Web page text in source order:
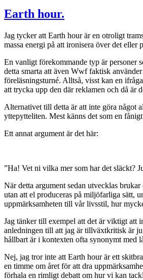
Earth hour.
Jag tycker att Earth hour är en otroligt
massa energi på att ironisera över det eller
En vanligt förekommande typ är personer
detta smarta att även Wwf faktisk
föreläsningsturné. Alltså, visst kan en
att trycka upp den där reklamen och då är
Alternativet till detta är att inte göra något
yttepytteliten. Mest känns det som en
Ett annat argument är det här:
”Ha! Vet ni vilka mer som har det släckt?
När detta argument sedan utvecklas
utan att el produceras på miljöfarliga sätt,
uppmärksamheten till vår livsstil, hur
Jag tänker till exempel att det är viktigt att
anledningen till att jag är tillväxtkritisk är
hållbart är i kontexten ofta synonymt med
Nej, jag tror inte att Earth hour är ett
en timme om året för att dra
förhala en rimligt debatt om hur vi kan